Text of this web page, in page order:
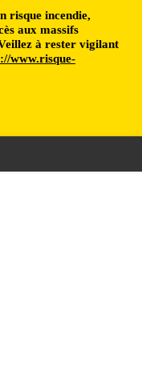
risque incendie,
aux massifs
à rester vigilant
www.risque-